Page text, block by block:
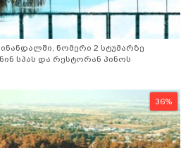
ნომერი 2 სტუმარზე
სპას და რესტორან პინოს
36%